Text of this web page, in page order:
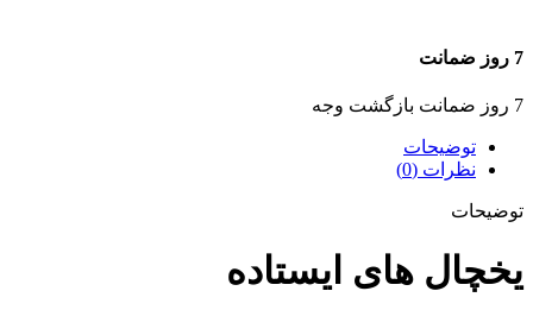
7 روز ضمانت
7 روز ضمانت بازگشت وجه
توضیحات
نظرات (0)
توضیحات
یخچال های ایستاده